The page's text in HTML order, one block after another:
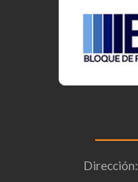
Dirección: